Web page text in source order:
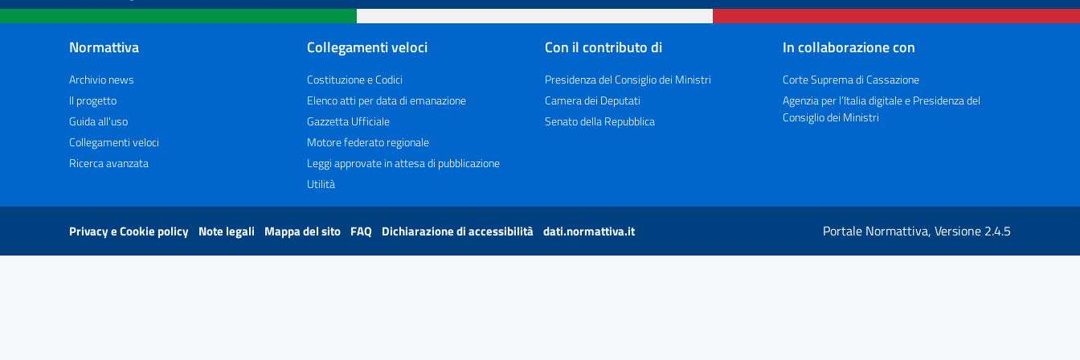
Normattiva
Archivio news
Il progetto
Guida all'uso
Collegamenti veloci
Ricerca avanzata
Collegamenti veloci
Costituzione e Codici
Elenco atti per data di emanazione
Gazzetta Ufficiale
Motore federato regionale
Leggi approvate in attesa di pubblicazione
Utilità
Con il contributo di
Presidenza del Consiglio dei Ministri
Camera dei Deputati
Senato della Repubblica
In collaborazione con
Corte Suprema di Cassazione
Agenzia per l’Italia digitale e Presidenza del
Consiglio dei Ministri
Privacy e Cookie policy Note legali Mappa del sito FAQ Dichiarazione di accessibilità dati.normattiva.it Portale Normattiva, Versione 2.4.5